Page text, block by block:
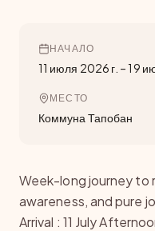
НАЧАЛО
11 июля 2026 г. –19
МЕСТО
Коммуна Тапобан
Week-long journey to
awareness, and pure
Arrival : 11 July